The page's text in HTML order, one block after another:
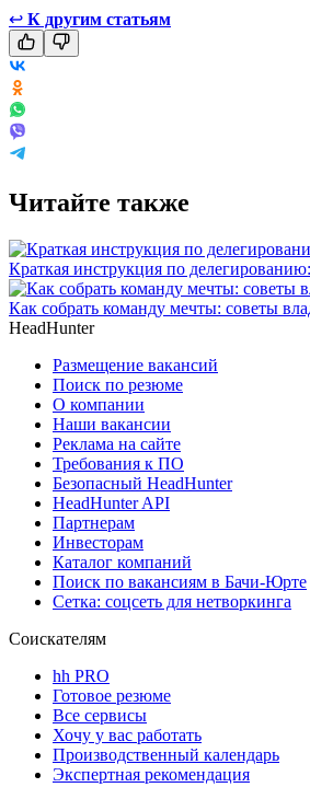
↩ К другим статьям
Читайте также
Краткая инструкция по
Как собрать команду мечты: советы
HeadHunter
Размещение вакансий
Поиск по резюме
О компании
Наши вакансии
Реклама на сайте
Требования к ПО
Безопасный HeadHunter
HeadHunter API
Партнерам
Инвесторам
Каталог компаний
Поиск по вакансиям в Бачи-Юрте
Сетка: соцсеть для нетворкинга
Соискателям
hh PRO
Готовое резюме
Все сервисы
Хочу у вас работать
Производственный календарь
Экспертная рекомендация